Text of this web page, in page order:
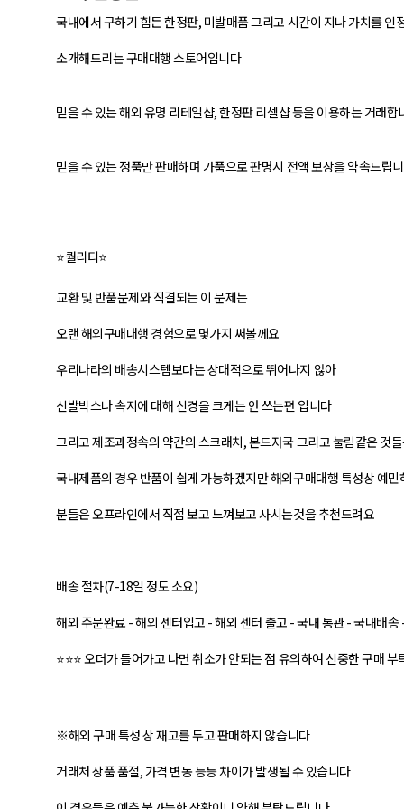
국내에서 구하기 힘든 한정판, 미발매품 그리고 시간이 지나 가치를 인
소개해드리는 구매대행 스토어입니다
믿을 수 있는 해외 유명 리테일샵, 한정판 리셀샵 등을 이용하는 거래합
믿을 수 있는 정품만 판매하며 가품으로 판명시 전액 보상을 약속드립
⭐퀄리티⭐
교환 및 반품문제와 직결되는 이 문제는
오랜 해외구매대행 경험으로 몇가지 써볼께요
우리나라의 배송시스템보다는 상대적으로 뛰어나지 않아
신발박스나 속지에 대해 신경을 크게는 안 쓰는편 입니다
그리고 제조과정속의 약간의 스크래치, 본드자국 그리고 눌림같은 것
국내제품의 경우 반품이 쉽게 가능하겠지만 해외구매대행 특성상 예민
분들은 오프라인에서 직접 보고 느껴보고 사시는것을 추천드려요
배송 절차(7-18일 정도 소요)
해외 주문완료 - 해외 센터입고 - 해외 센터 출고 - 국내 통관 - 국내배송
⭐⭐⭐ 오더가 들어가고 나면 취소가 안되는 점 유의하여 신중한 구매
※해외 구매 특성 상 재고를 두고 판매하지 않습니다
거래처 상품 품절, 가격 변동 등등 차이가 발생될 수 있습니다